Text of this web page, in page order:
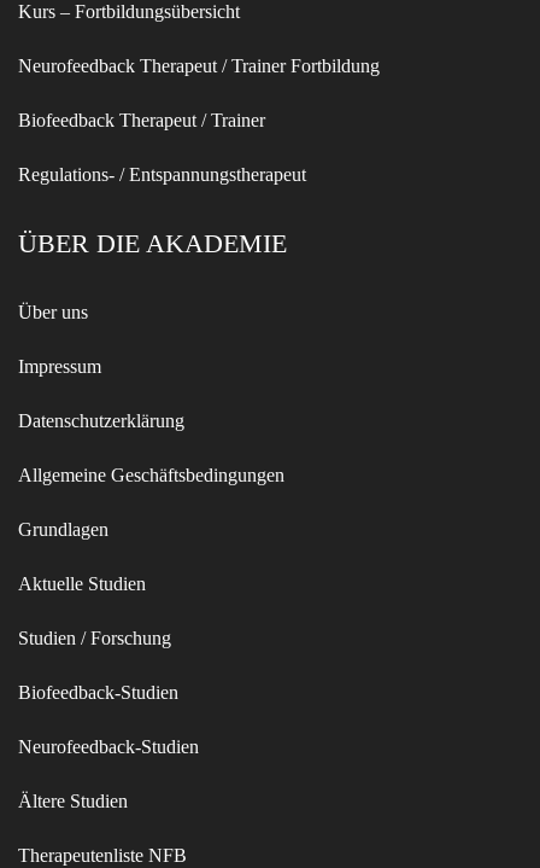
Kurs – Fortbildungsübersicht
Neurofeedback Therapeut / Trainer Fortbildung
Biofeedback Therapeut / Trainer
Regulations- / Entspannungstherapeut
ÜBER DIE AKADEMIE
Über uns
Impressum
Datenschutzerklärung
Allgemeine Geschäftsbedingungen
Grundlagen
Aktuelle Studien
Studien / Forschung
Biofeedback-Studien
Neurofeedback-Studien
Ältere Studien
Therapeutenliste NFB